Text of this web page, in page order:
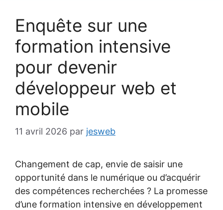
Enquête sur une
formation intensive
pour devenir
développeur web et
mobile
11 avril 2026 par jesweb
Changement de cap, envie de saisir une
opportunité dans le numérique ou d’acquérir
des compétences recherchées ? La promesse
d’une formation intensive en développement